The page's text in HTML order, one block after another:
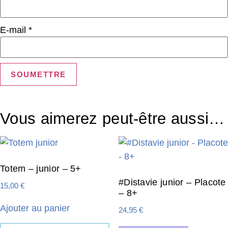
E-mail *
Vous aimerez peut-être aussi…
Totem – junior – 5+
15,00 €
Ajouter au panier
#Distavie junior – Placote
– 8+
24,95 €